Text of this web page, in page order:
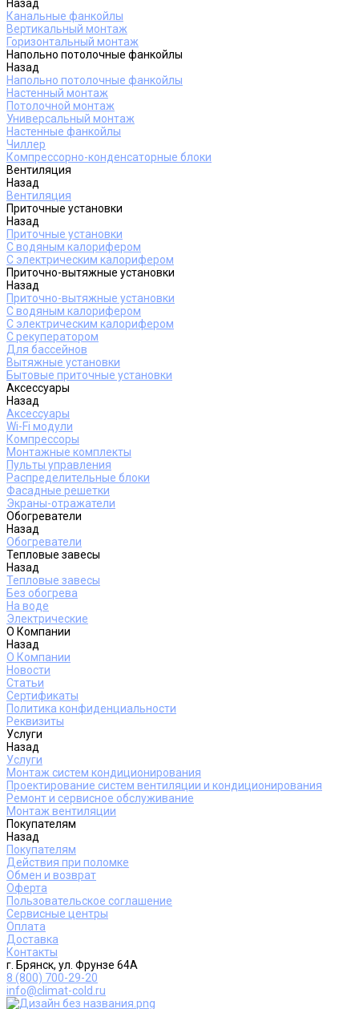
Назад
Канальные фанкойлы
Вертикальный монтаж
Горизонтальный монтаж
Напольно потолочные фанкойлы
Назад
Напольно потолочные фанкойлы
Настенный монтаж
Потолочной монтаж
Универсальный монтаж
Настенные фанкойлы
Чиллер
Компрессорно-конденсаторные блоки
Вентиляция
Назад
Вентиляция
Приточные установки
Назад
Приточные установки
С водяным калорифером
С электрическим калорифером
Приточно-вытяжные установки
Назад
Приточно-вытяжные установки
С водяным калорифером
С электрическим калорифером
С рекуператором
Для бассейнов
Вытяжные установки
Бытовые приточные установки
Аксессуары
Назад
Аксессуары
Wi-Fi модули
Компрессоры
Монтажные комплекты
Пульты управления
Распределительные блоки
Фасадные решетки
Экраны-отражатели
Обогреватели
Назад
Обогреватели
Тепловые завесы
Назад
Тепловые завесы
Без обогрева
На воде
Электрические
О Компании
Назад
О Компании
Новости
Статьи
Сертификаты
Политика конфиденциальности
Реквизиты
Услуги
Назад
Услуги
Монтаж систем кондиционирования
Проектирование систем вентиляции и кондиционирования
Ремонт и сервисное обслуживание
Монтаж вентиляции
Покупателям
Назад
Покупателям
Действия при поломке
Обмен и возврат
Оферта
Пользовательское соглашение
Сервисные центры
Оплата
Доставка
Контакты
г. Брянск, ул. Фрунзе 64А
8 (800) 700-29-20
info@climat-cold.ru